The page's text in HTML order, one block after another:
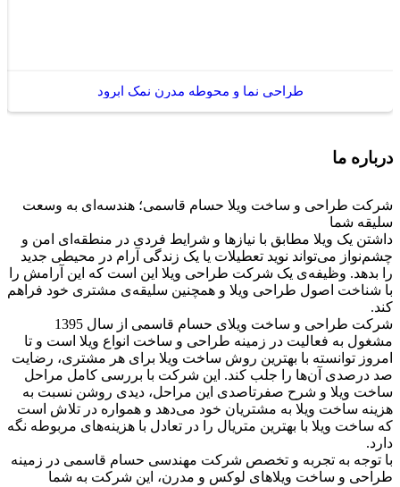
طراحی نما و محوطه مدرن نمک آبرود
درباره ما
شرکت طراحی و ساخت ویلا حسام قاسمی؛ هندسه‌ای به وسعت
سلیقه شما
داشتن یک ویلا مطابق با نیازها و شرایط فردی در منطقه‌ای امن و
چشم‌نواز می‌تواند نوید تعطیلات یا یک زندگی آرام در محیطی جدید
را بدهد. وظیفه‌ی یک شرکت طراحی ویلا این است که این آرامش را
با شناخت اصول طراحی ویلا و همچنین سلیقه‌ی مشتری خود فراهم
کند.
شرکت طراحی و ساخت ویلای حسام قاسمی از سال 1395
مشغول به فعالیت در زمینه طراحی و ساخت انواع ویلا است و تا
امروز توانسته با بهترین روش ساخت ویلا برای هر مشتری، رضایت
صد درصدی آن‌ها را جلب کند. این شرکت با بررسی کامل مراحل
ساخت ویلا و شرح صفرتاصدی این مراحل، دیدی روشن نسبت به
هزینه ساخت ویلا به مشتریان خود می‌دهد و همواره در تلاش است
که ساخت ویلا با بهترین متریال را در تعادل با هزینه‌های مربوطه نگه
دارد.
با توجه به تجربه و تخصص شرکت مهندسی حسام قاسمی در زمینه
طراحی و ساخت ویلاهای لوکس و مدرن، این شرکت به شما